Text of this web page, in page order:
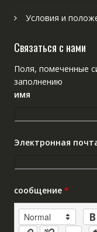
Условия и
Связаться с нами
Поля, помеченные
заполнению
имя
Электронная
сообщение *